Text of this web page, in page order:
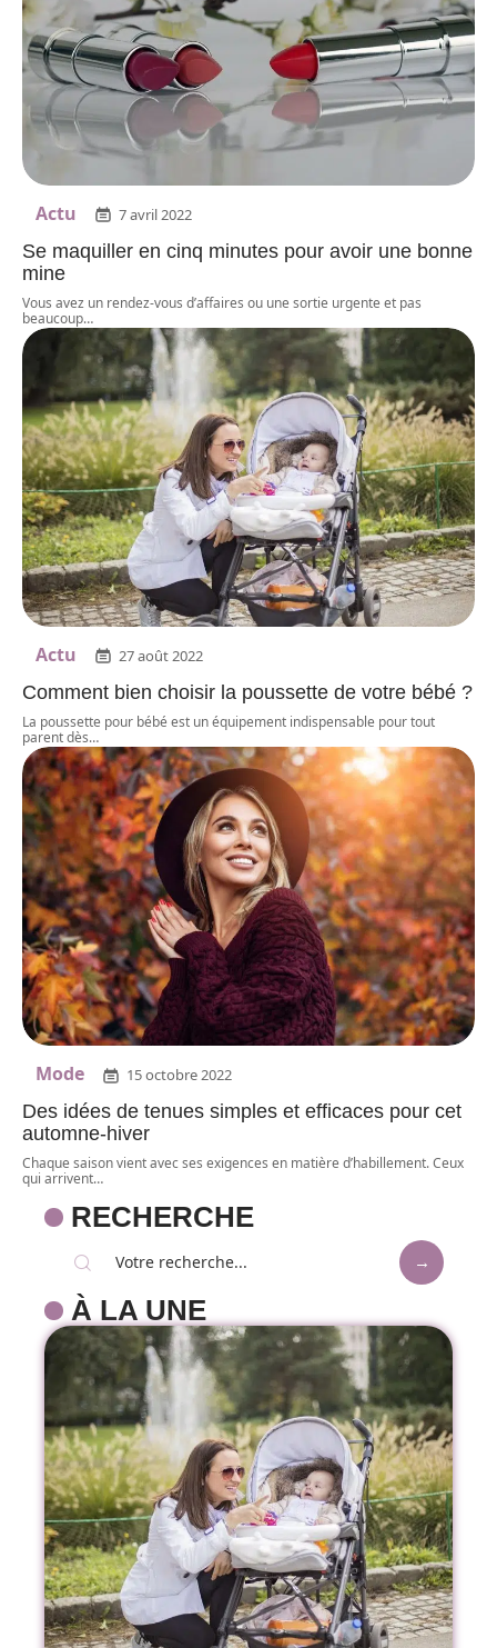
Actu 7 avril 2022
Se maquiller en cinq minutes pour avoir une bonne
mine
Vous avez un rendez-vous d’affaires ou une sortie urgente et pas
beaucoup…
Actu 27 août 2022
Comment bien choisir la poussette de votre bébé ?
La poussette pour bébé est un équipement indispensable pour tout
parent dès…
Mode 15 octobre 2022
Des idées de tenues simples et efficaces pour cet
automne-hiver
Chaque saison vient avec ses exigences en matière d’habillement. Ceux
qui arrivent…
RECHERCHE
À LA UNE